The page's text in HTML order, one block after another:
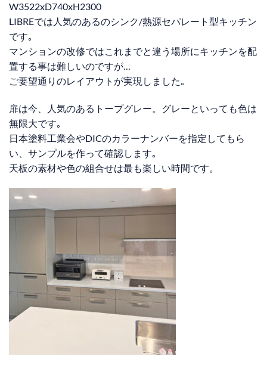
W3522xD740xH2300
LIBREでは人気のあるのシンク/熱源セパレート型キッチン
です｡
マンションの改修ではこれまでと違う場所にキッチンを配
置する事は難しいのですが…
ご要望通りのレイアウトが実現しました｡
扉は今、人気のあるトープグレー。グレーといっても色は
無限大です｡
日本塗料工業会やDICのカラーナンバーを指定してもら
い、サンプルを作って確認します｡
天板の素材や色の組合せは最も楽しい時間です。